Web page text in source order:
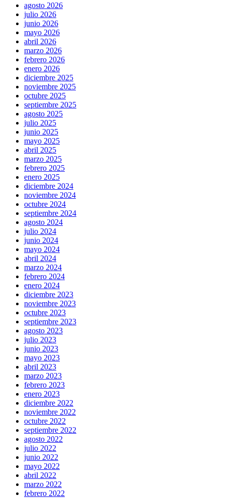
agosto 2026
julio 2026
junio 2026
mayo 2026
abril 2026
marzo 2026
febrero 2026
enero 2026
diciembre 2025
noviembre 2025
octubre 2025
septiembre 2025
agosto 2025
julio 2025
junio 2025
mayo 2025
abril 2025
marzo 2025
febrero 2025
enero 2025
diciembre 2024
noviembre 2024
octubre 2024
septiembre 2024
agosto 2024
julio 2024
junio 2024
mayo 2024
abril 2024
marzo 2024
febrero 2024
enero 2024
diciembre 2023
noviembre 2023
octubre 2023
septiembre 2023
agosto 2023
julio 2023
junio 2023
mayo 2023
abril 2023
marzo 2023
febrero 2023
enero 2023
diciembre 2022
noviembre 2022
octubre 2022
septiembre 2022
agosto 2022
julio 2022
junio 2022
mayo 2022
abril 2022
marzo 2022
febrero 2022